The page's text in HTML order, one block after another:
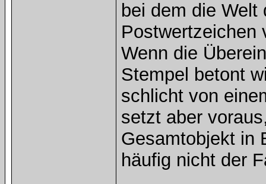
bei dem die
Postwertzeichen
Wenn die
Stempel betont
schlicht von
setzt aber
Gesamtobjekt in
häufig nicht der